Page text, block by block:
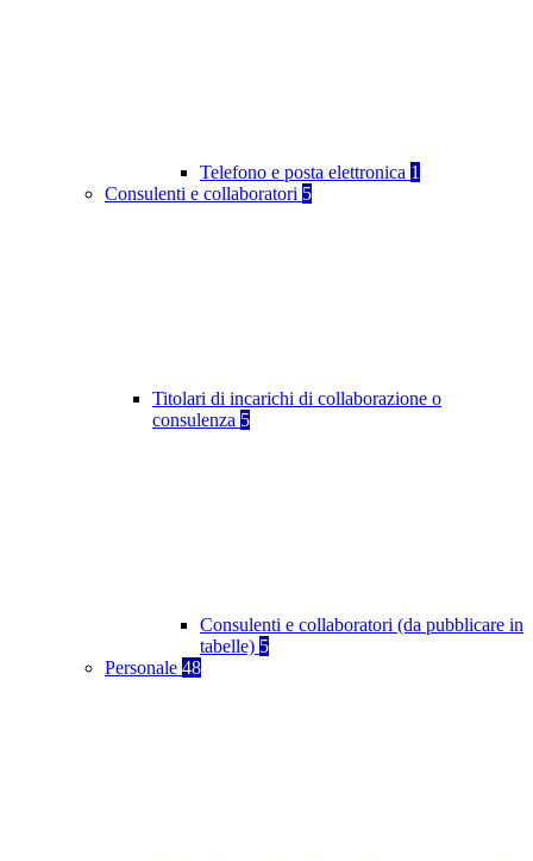
Telefono e posta elettronica 1
Consulenti e collaboratori 5
Titolari di incarichi di collaborazione o
consulenza 5
Consulenti e collaboratori (da pubblicare in
tabelle) 5
Personale 48